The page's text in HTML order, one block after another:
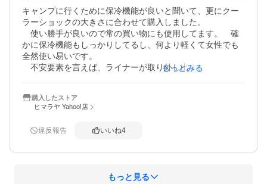
キャンプに行くために保冷機能が良いと聞いて、更にクー
ラーショックの大きさに合わせて購入しました。
使い勝手が良いので常の買い物にも使用してます。　確
かに保冷機能もしっかりしてるし、何より軽くて女性でも
全然使い易いです。
不安要素を言えば、ライナーが取り外し出来て洗えるの
もっとみる
購入したストア
ヒマラヤ Yahoo!店
違反報告 いいね4
もっと見る